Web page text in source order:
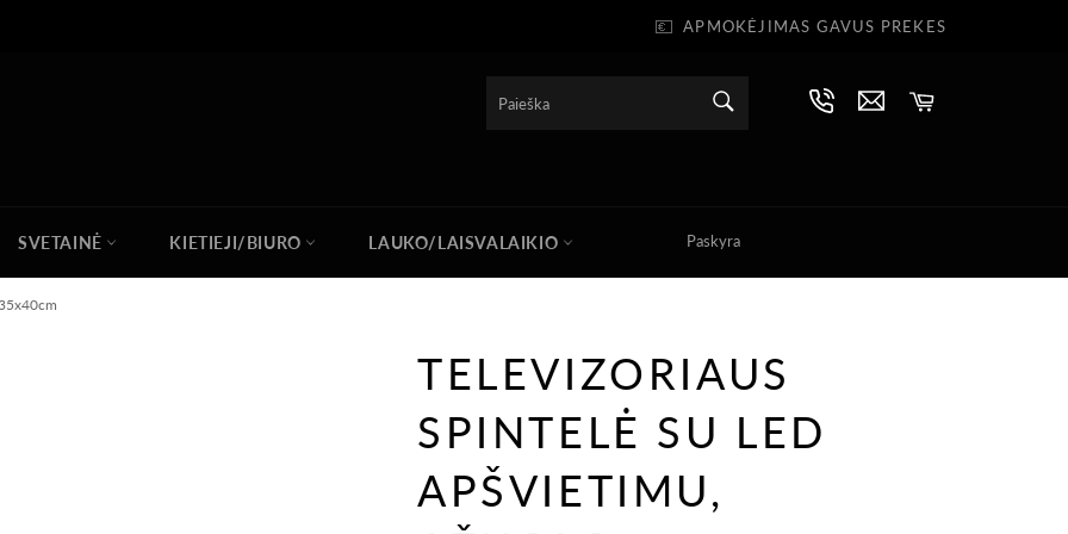
Krepšelis
SVETAINĖ KIETIEJI/BIURO LAUKO/LAISVALAIKIO Paskyra
TELEVIZORIAUS
SPINTELĖ SU LED
APŠVIETIMU,
💶 APMOKĖJIMAS GAVUS PREKES